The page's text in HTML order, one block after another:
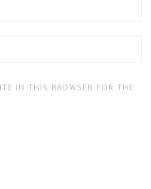
IN THIS BROWSER FOR THE